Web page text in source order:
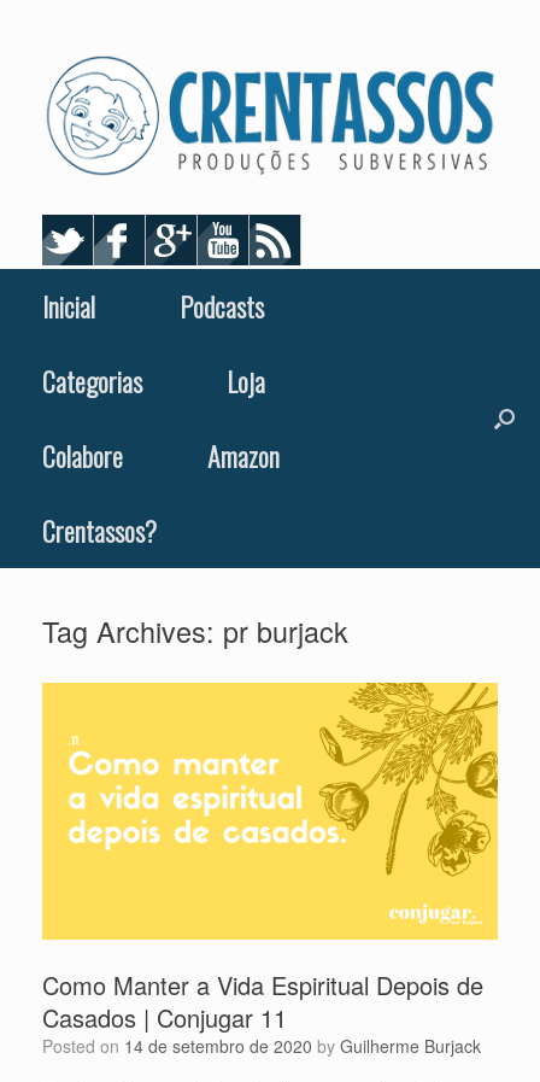
Inicial
Podcasts
Categorias
Loja
Colabore
Amazon
Crentassos?
Tag Archives: pr burjack
Como Manter a Vida Espiritual Depois de
Casados | Conjugar 11
Posted on 14 de setembro de 2020 by Guilherme Burjack